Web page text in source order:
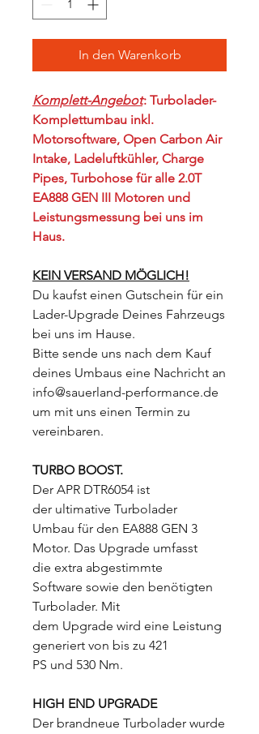
In den Warenkorb
Komplett-Angebot: Turbolader-
Komplettumbau inkl.
Motorsoftware, Open Carbon Air
Intake, Ladeluftkühler, Charge
Pipes, Turbohose für alle 2.0T
EA888 GEN III Motoren und
Leistungsmessung bei uns im
Haus.
KEIN VERSAND MÖGLICH!
Du kaufst einen Gutschein für ein
Lader-Upgrade Deines Fahrzeugs
bei uns im Hause.
Bitte sende uns nach dem Kauf
deines Umbaus eine Nachricht an
info@sauerland-performance.de
um mit uns einen Termin zu
vereinbaren.
TURBO BOOST.
Der APR DTR6054 ist
der ultimative Turbolader
Umbau für den EA888 GEN 3
Motor. Das Upgrade umfasst
die extra abgestimmte
Software sowie den benötigten
Turbolader. Mit
dem Upgrade wird eine Leistung
generiert von bis zu 421
PS und 530 Nm.
HIGH END UPGRADE
Der brandneue Turbolader wurde